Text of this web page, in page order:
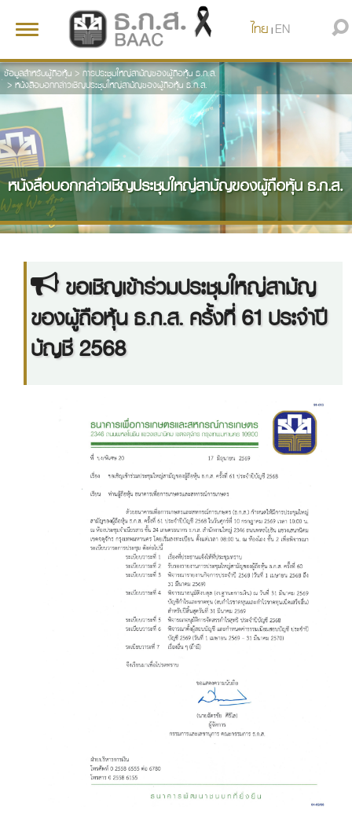
Toggle
ไทย | EN
ข้อมูลสำหรับผู้ถือหุ้น > การประชุมใหญ่สามัญของผู้ถือหุ้น ธ.ก.ส.
> หนังสือบอกกล่าวเชิญประชุมใหญ่สามัญของผู้ถือหุ้น ธ.ก.ส.
หนังสือบอกกล่าวเชิญประชุมใหญ่สามัญของผู้ถือหุ้น ธ.ก.ส.
ขอเชิญเข้าร่วมประชุมใหญ่สามัญ
ของผู้ถือหุ้น ธ.ก.ส. ครั้งที่ 61 ประจำปี
บัญชี 2568